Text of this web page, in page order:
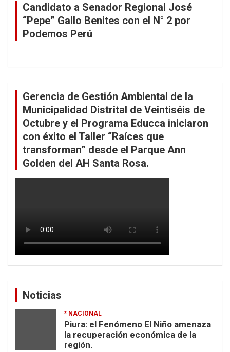
Candidato a Senador Regional José
“Pepe” Gallo Benites con el N° 2 por
Podemos Perú
Gerencia de Gestión Ambiental de la
Municipalidad Distrital de Veintiséis de
Octubre y el Programa Educca iniciaron
con éxito el Taller “Raíces que
transforman” desde el Parque Ann
Golden del AH Santa Rosa.
Noticias
* NACIONAL
Piura: el Fenómeno El Niño amenaza
la recuperación económica de la
región.